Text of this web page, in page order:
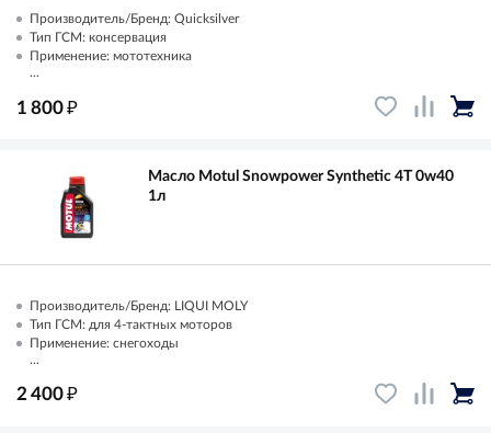
Производитель/Бренд: Quicksilver
Тип ГСМ: консервация
Применение: мототехника
...
1 800₽
Масло Motul Snowpower Synthetic 4T 0w40
1л
Производитель/Бренд: LIQUI MOLY
Тип ГСМ: для 4-тактных моторов
Применение: снегоходы
...
2 400₽